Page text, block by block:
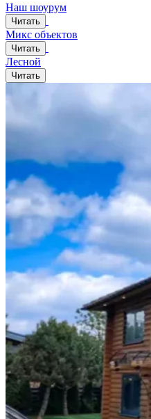
Наш шоурум
Читать
Микс объектов
Читать
Лесной
Читать